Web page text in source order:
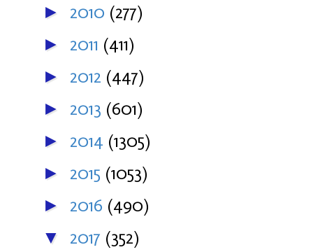
► 2010 (277)
► 2011 (411)
► 2012 (447)
► 2013 (601)
► 2014 (1305)
► 2015 (1053)
► 2016 (490)
▼ 2017 (352)